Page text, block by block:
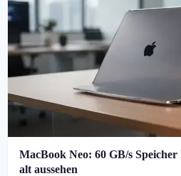
MacBook Neo: 60 GB/s
alt aussehen